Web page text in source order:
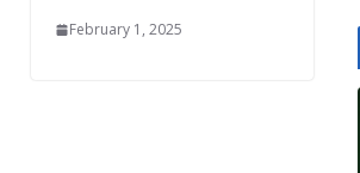
February 1, 2025